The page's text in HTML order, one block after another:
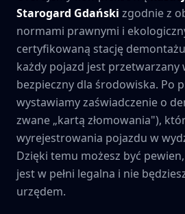
Starogard Gdański zgodnie z
normami prawnymi i
certyfikowaną stację
każdy pojazd jest przetwarzany
bezpieczny dla środowiska. Po
wystawiamy zaświadczenie o
zwane „kartą złomowania"),
wyrejestrowania pojazdu w
Dzięki temu możesz być
jest w pełni legalna i nie
urzędem.